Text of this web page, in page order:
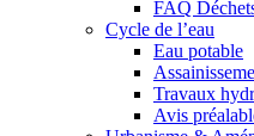
FAQ
Cycle de l’eau
Eau potable
Travaux
Avis